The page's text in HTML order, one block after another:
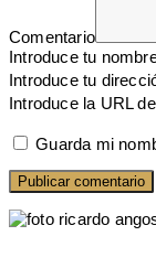
Comentario
Introduce tu
Introduce tu
Introduce la URL
Guarda mi